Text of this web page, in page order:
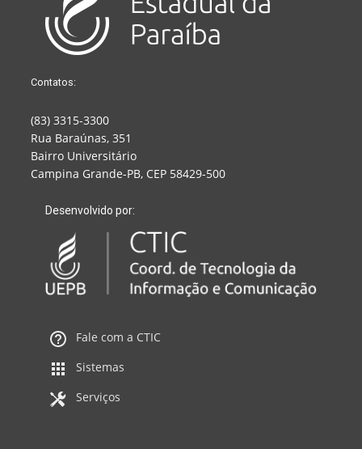
Contatos:
(83) 3315-3300
Rua Baraúnas, 351
Bairro Universitário
Campina Grande-PB, CEP 58429-500
Desenvolvido por:
Fale com a CTIC
Sistemas
Serviços